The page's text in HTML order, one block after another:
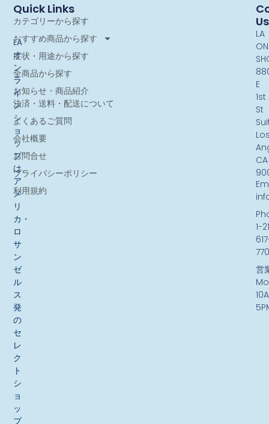
LA
オ
ン
ラ
イ
ン
シ
ョ
ッ
プ
は、
ア
メ
リ
カ・
ロ
サ
ン
ゼ
ル
ス
発
の
セ
レ
ク
ト
シ
ョ
ッ
プ
Quick Links
カテゴリーから探す
おすすめ商品から探す
症状・用途から探す
全商品から探す
お知らせ・商品紹介
決済・送料・配送について
よくあるご質問
会社概要
お問合せ
プライバシーポリシー
利用規約
Us
LA
E
1st
St
CA
1-
営